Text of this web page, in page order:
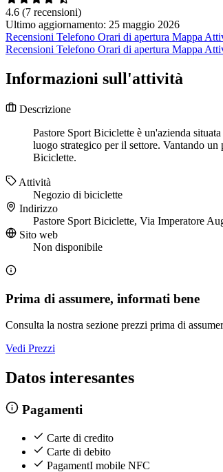
4.6 (7 recensioni)
Ultimo aggiornamento: 25 maggio 2026
Recensioni Telefono Orari di apertura Mappa
Recensioni Telefono Orari di apertura Mappa
Informazioni sull'attività
Descrizione
Pastore Sport Biciclette è un'azienda
luogo strategico per il settore. Vantando
Biciclette.
Attività
Negozio di biciclette
Indirizzo
Pastore Sport Biciclette, Via Imperatore
Sito web
Non disponibile
Prima di assumere, informati bene
Consulta la nostra sezione prezzi prima di
Vedi Prezzi
Datos interesantes
Pagamenti
Carte di credito
Carte di debito
PagamentI mobile NFC